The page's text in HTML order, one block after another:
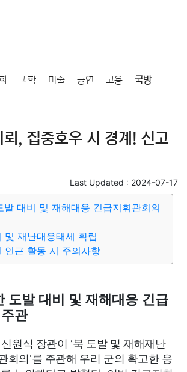
과학 미술 공연 고용 국방
일상 주식 암호화폐 블록체인
미용 증권 인테리어
원예 금융 게임 스포츠 사진
취미 여행 맛집 IT
교육
, 집중호우 시 경계! 신고
Last Updated : 2024-07-17
발 대비 및 재해대응 긴급지휘관회의
및 재난대응태세 확립
인근 활동 시 주의사항
도발 대비 및 재해대응 긴급
관
원식 장관이 ‘북 도발 및 재해재난
회의’를 주관해 우리 군의 확고한 응